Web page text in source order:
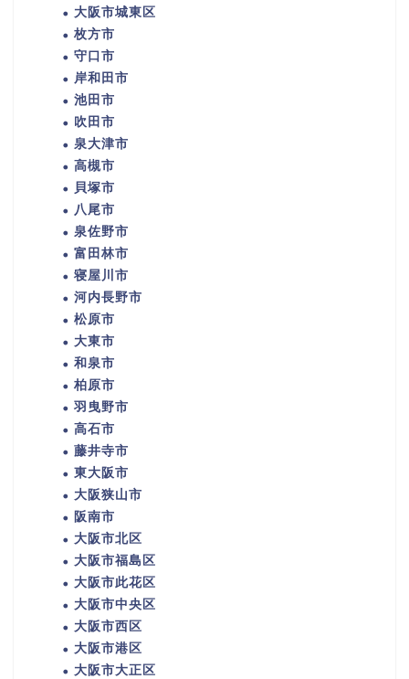
大阪市城東区
枚方市
守口市
岸和田市
池田市
吹田市
泉大津市
高槻市
貝塚市
八尾市
泉佐野市
富田林市
寝屋川市
河内長野市
松原市
大東市
和泉市
柏原市
羽曳野市
高石市
藤井寺市
東大阪市
大阪狭山市
阪南市
大阪市北区
大阪市福島区
大阪市此花区
大阪市中央区
大阪市西区
大阪市港区
大阪市大正区